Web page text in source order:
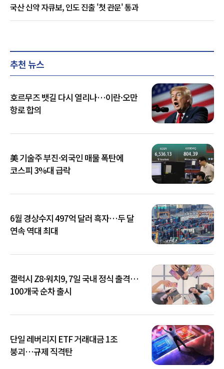
국산 신약 자큐보, 인도 진출 '첫 관문' 통과
추천 뉴스
호르무즈 뱃길 다시 열리나…이란·오만
항로 합의
美 기술주 부진·외국인 매물 폭탄에
코스피 3%대 급락
6월 경상수지 497억 달러 흑자…두 달
연속 역대 최대
갤럭시 Z8·워치9, 7일 국내 정식 출격…
100개국 순차 출시
단일 레버리지 ETF 거래대금 1조
붕괴…규제 직격탄